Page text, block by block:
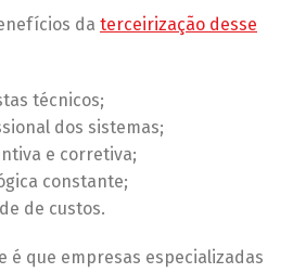
da terceirização desse
técnicos;
dos sistemas;
e corretiva;
constante;
de custos.
é que empresas especializadas